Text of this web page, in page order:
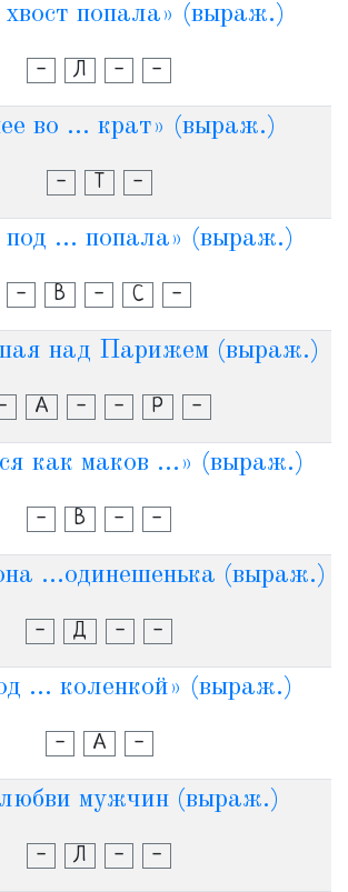
хвост попала» (выраж.)
- Л - -
во ... крат» (выраж.)
- Т -
... попала» (выраж.)
- В - С -
над Парижем (выраж.)
А - - Р -
как маков ...» (выраж.)
- В - -
...одинешенька (выраж.)
- Д - -
... коленкой» (выраж.)
- А -
мужчин (выраж.)
- Л - -